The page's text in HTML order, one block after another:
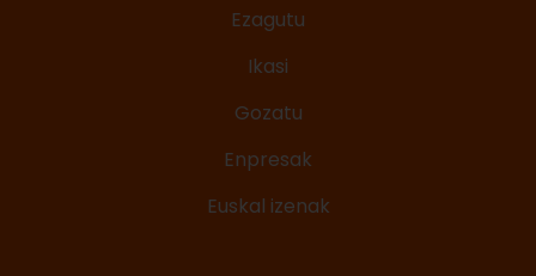
Ezagutu
Ikasi
Gozatu
Enpresak
Euskal izenak